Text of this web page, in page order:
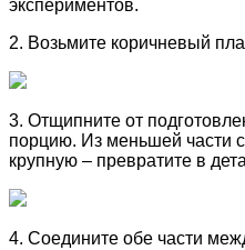
экспериментов.
2. Возьмите коричневый
3. Отщипните от
порцию. Из меньшей части
крупную – превратите в
4. Соедините обе части